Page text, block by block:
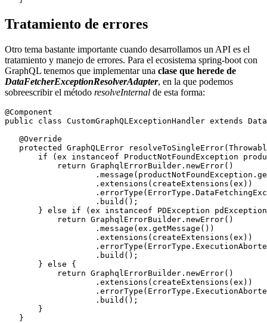
Tratamiento de errores
Otro tema bastante importante cuando desarrollamos un API es el
tratamiento y manejo de errores. Para el ecosistema spring-boot con
GraphQL tenemos que implementar una clase que herede de
DataFetcherExceptionResolverAdapter, en la que podemos
sobreescribir el método resolveInternal de esta forma:
@Component
public class CustomGraphQLExceptionHandler extends
   @Override
protected GraphQLError
if (ex instanceof ProductNotFoundException
           return GraphqlErrorBuilder.newError()
                   .extensions(createExtensions(ex))
                   .build();
} else if (ex instanceof PDException
           return GraphqlErrorBuilder.newError()
                   .message(ex.getMessage())
                   .extensions(createExtensions(ex))
                   .build();
       } else {
           return GraphqlErrorBuilder.newError()
                   .extensions(createExtensions(ex))
                   .build();
       }
   }